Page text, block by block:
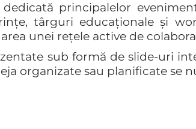
dedicată principalelor
târguri educaționale și
unei rețele active de
sub formă de slide-uri
organizate sau planificate se